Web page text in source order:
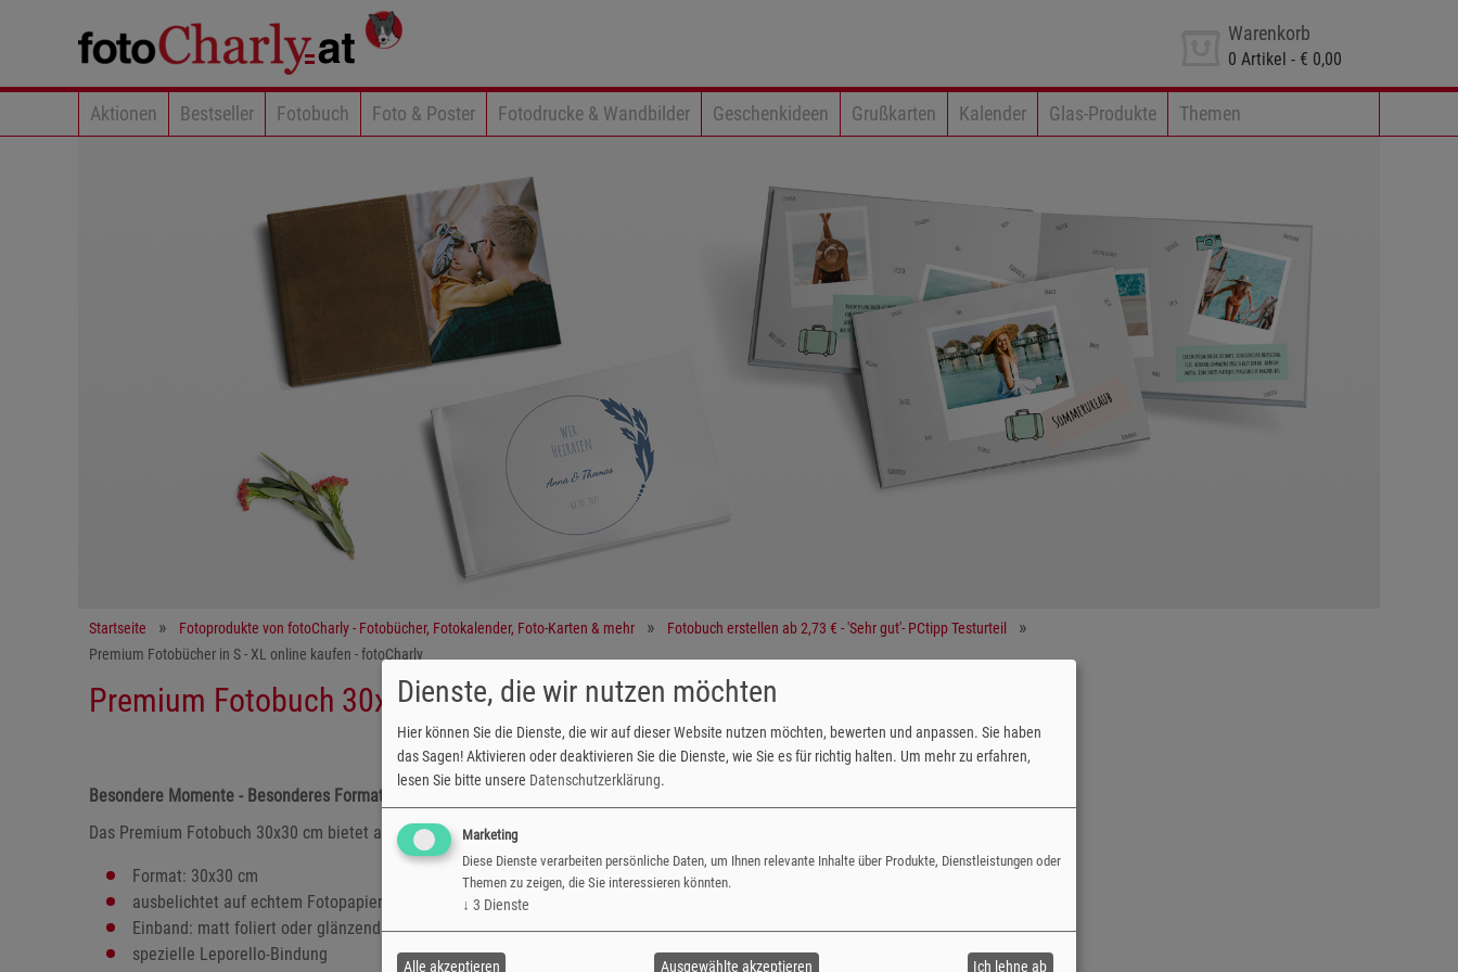
Warenkorb
0 Artikel - € 0,00
Aktionen Bestseller Fotobuch Foto & Poster Fotodrucke & Wandbilder Geschenkideen Grußkarten Kalender Glas-Produkte Themen
Startseite Fotoprodukte von fotoCharly - Fotobücher, Fotokalender, Foto-Karten & mehr
Fotobuch erstellen ab 2,73 € - 'Sehr gut'- PCtipp Testurteil
Premium Fotobücher in S - XL online kaufen - fotoCharly
Premium Fotobuch 30x30 (Quadrat XL)
Besondere Momente - Besonderes Format
Das Premium Fotobuch 30x30 cm bietet auf bis zu 120 Seiten viel Platz für Ihre liebsten Familienerinnerungen oder Hochzeitsfotos.
Format: 30x30 cm
ausbelichtet auf echtem Fotopapier
Einband: matt foliert oder glänzend lackiert
spezielle Leporello-Bindung
Dienste, die wir nutzen möchten
Hier können Sie die Dienste, die wir auf dieser Website nutzen möchten, bewerten und anpassen. Sie haben
das Sagen! Aktivieren oder deaktivieren Sie die Dienste, wie Sie es für richtig halten. Um mehr zu erfahren,
lesen Sie bitte unsere Datenschutzerklärung.
Marketing
Diese Dienste verarbeiten persönliche Daten, um Ihnen relevante Inhalte über Produkte, Dienstleistungen oder
Themen zu zeigen, die Sie interessieren könnten.
↓ 3 Dienste
Ich lehne ab
Ausgewählte akzeptieren
Alle akzeptieren